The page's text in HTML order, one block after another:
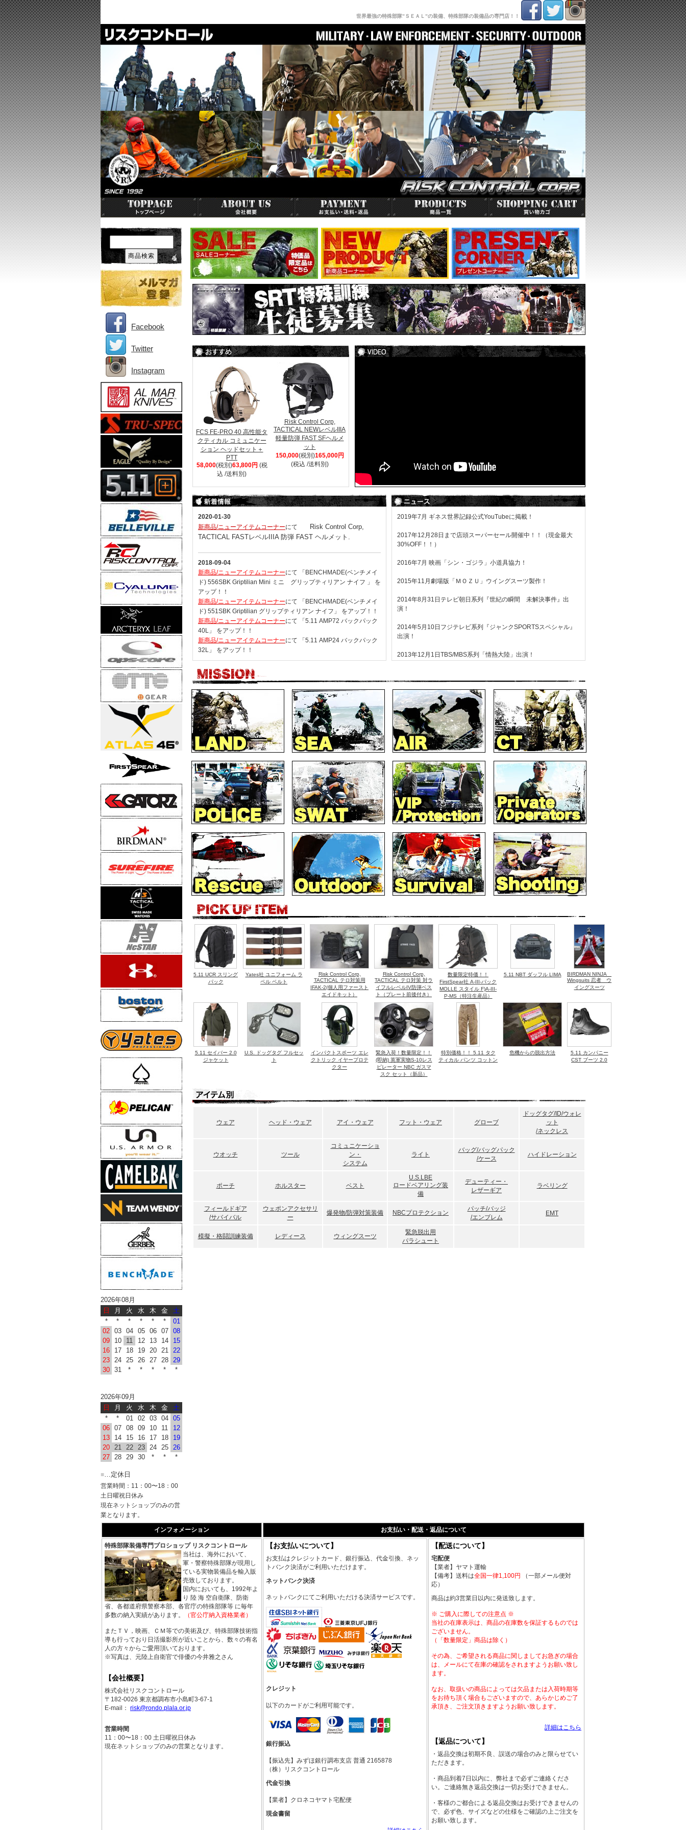
世界最強の特殊部隊”ＳＥＡＬ”の装備、特殊部隊の装備品の専門店！！
FCS FE-PRO 40 高性能タ
クティカル コミュニケー
ション ヘッドセット＋
PTT
58,000(税別)63,800円 (税
込 /送料別)
Risk Control Corp,
TACTICAL NEWレベルIIIA
軽量防弾 FAST SFヘルメ
ット
150,000(税別)165,000円
(税込 /送料別)
2020-01-30
新商品/ニューアイテムコーナーにて Risk Control Corp,
TACTICAL FASTレベルIIIA 防弾 FAST ヘルメット.
2018-09-04
新商品/ニューアイテムコーナーにて 「BENCHMADE(ベンチメイ
ド) 556SBK Griptilian Mini ミニ グリップティリアン ナイフ 」 を
アップ！！
新商品/ニューアイテムコーナーにて 「BENCHMADE(ベンチメイ
ド) 551SBK Griptilian グリップティリアン ナイフ」 をアップ！！
新商品/ニューアイテムコーナーにて 「5.11 AMP72 バックパック
40L」 をアップ！！
新商品/ニューアイテムコーナーにて 「5.11 AMP24 バックパック
32L」 をアップ！！
2016-06-03
新商品/ニューアイテムコーナー
ウェザー メインテイナー コンバットブーツ スティール・トゥ
F630ST」 をアップ！！
新商品/ニューアイテムコーナー
にて 「レディース U.S.COAST
GUARD ゴアテックス ウォータープルーフコンバットブーツ
F650」 をアップ！！
新商品/ニューアイテムコーナー
にて 「ホットウェザーハイブリッ
ドアサルトブーツス ティール・トゥ：533ST 」 をアップ！！
新商品/ニューアイテムコーナー
にて 「ONE XERO™ 320 ウルト
ラライトアサルトブーツ」 をアップ！！
新商品/ニューアイテムコーナー
にて 「ホットウェザーハイブリッ
ドアサルトブーツ：533」 をアップ！！
FLEX」 をアップ！！
新商品/ニューアイテムコーナー
にて 「5.11 FIVE-O コーバートシ
ャツ 」 をアップ！！
新商品/ニューアイテムコーナー
にて 「5.11 スリップストリーム
コーバート シャツ ショートスリーブ」 をアップ！！
新商品/ニューアイテムコーナー
にて 「U.S.ARMY レディース・シ
ンサレート・ゴアテックス コンバットブーツ ：F795」 をアッ
プ！！
2015-07-07
新商品/ニューアイテムコーナーにて 「5.11/ストライダー SMF ナ
イフ 」 をアップ！！
新商品/ニューアイテムコーナーにて 「5.11 RECON H2o ボトル」
をアップ！！
新商品/ニューアイテムコーナーにて 「5.11 EVO 6" CST ブーツ」
にて 「5.11 EVO 8" ウォータープ
ルーフ ブーツ」 をアップ！！
新商品/ニューアイテムコーナーにて 「U.S.NAVY SEAL Tシャツ」
をアップ！！
新商品/ニューアイテムコーナーにて 「米軍採用 １人用コンバッ
トテント－Ｉ」 をアップ！！
新商品/ニューアイテムコーナーにて 「USMC（米海兵隊）採用
１人用偵察用コンバットシェルター用レインフライシート」 をア
新商品/ニューアイテムコーナーにて 「USMC（米海兵隊）採用
にて 「MULTICAM TRU
XTREME パンツ 」 をアップ！！
にて 「MULTICAM TRU
新商品/ニューアイテムコーナー にて 「Risk Control Corp,
TACTICAL テロ対策用IFAK(個人用ファーストエイドキット）」 を
アップ！！
新商品/ニューアイテムコーナー
にて 「数量限定！！ U.S.ARMY
モ・ミュール」 をアップ！！
新商品/ニューアイテムコーナーにて 「5.11 RECON Rope Ready
Tシャツ」 をアップ！！
新商品/ニューアイテムコーナーにて 「5.11 RECON You Ready T
シャツ」 をアップ！！
新商品/ニューアイテムコーナー
ポロ ショートスリーブ（半袖）」 をアップ！！
新商品/ニューアイテムコーナー
にて 「5.11 ラピッド パフォーマ
ンス ポロ ショートスリーブ（半袖）」 をアップ！！
新商品/ニューアイテムコーナーにて 「5.11 トーチ フィルターレ
ンズ キット」をアップ！！
新商品/ニューアイテムコーナー にて 「5.11 50" アーバン スナイパ
ーバッグ」 をアップ！！
新商品/ニューアイテムコーナーにて 「5.11 42" アーバン スナイパ
ーバッグ」 をアップ！！
新商品/ニューアイテムコーナー
にて 「5.11 36" アーバン スナイパ
にて 「5.11 TacTec プレートキャ
リア サイドパネル」 をアップ！！
にて 「5.11 RECON トライアド
トップ ショートスリーブ(半袖)」 をアップ！！
新商品/ニューアイテムコーナー
にて 「5.11 COVRT ラージ インサ
新商品/ニューアイテムコーナーにて 「5.11 Flexio ペンライト」を
2019年7月 ギネス世界記録公式YouTubeに掲載！
2017年12月28日まで店頭スーパーセール開催中！！（現金最大
30%OFF！！）
2016年7月 映画「シン・ゴジラ」小道具協力！
2015年11月劇場版「ＭＯＺＵ」ウイングスーツ製作！
2014年8月31日テレビ朝日系列『世紀の瞬間 未解決事件』出
演！
2014年5月10日フジテレビ系列『ジャンクSPORTSスペシャル』
出演！
2013年12月1日TBS/MBS系列「情熱大陸」出演！
世界記録が掲載！！
2013年04月27日公開映画 『図書館戦争』 にて「ＳＰコミュニケ
ーションシステム タイプ１」及び「タイプ２」を使用！！
映画『ネイビー シールズ』に「GATORZサングラス」を使用！！
雑誌『2nd（セカンド）』2012年6月号に掲載！！
『ギネス世界記録2012』（英語版、日本語版）にBIRDMANウイ
ングスーツとウイングスーツ世界記録が掲載！！
総合ムック『ミルスペック・ライフ』に掲載！！
雑誌『別冊ライトニング 男の専門店』に掲載！！
ル用品｣掲載！！
雑誌『別冊カドカワ 総力特集 長渕 剛』にgatorzサングラス掲
載！！
※注意：長渕剛さん使用モデルは「クウォンタム」ではなく、
「レイディエーター」となります。
2010年11月24日(水) 08：30～TBSテレビ系列『はなまるマーケッ
ト』に出演！！
2010年11月7日(日) 11：00～再放送 10月31日(日)22：45～ＮＨ
ＫBShi『ハイビジョン特集 Free as a Bird ～大空の冒険者たちへ
～』に出演！！
Ｖ６ 岡田准一 主演 2010年10月30日公開映画『ＳＰ 野望篇 - The
Motion Picture』にて「ＳＰコミュニケーションシステム タイプ
１」を使用！！
2010年10月2日(土) 20：00～ＮＨＫ総合『ワンダー X ワンダー』
にて制作協力！！
2010年9月1日(水)～2日（木） パシフィコ横浜（Dホール）で行わ
れる『INTERSTYLE/USE september 2010』にて「gatorzサング
「BIRDMANウイングスーツ」が取り上げられました！！
2010年2月23日(火) テレビ東京（TX）系列『ギザ信じられない！
「BIRDMANウイングスーツ」が取り上げられました。！！
雑誌｢腕時計王Vol42｣に｢Ｈ３タクティカルウオッチ｣掲載！！
雑誌｢ネクストウオッチVol.０３｣に｢Ｈ３タクティカルウオッチ｣掲
載！！
雑誌｢腕時計王０９年超最新スクープ年鑑２３８｣に｢Ｈ３タクティ
カルウオッチ｣掲載！！
高山侑子 主演 映画｢空へ 救いの翼 Rescue Wings｣にて｢イ
ーグル社TACベスト他 特殊装備品｣を使用！！
映画「ＳＵＰＰＩＮぶるーす」監督、脚本、主演 今井雅之 出
演 新山千春 竹原慎二他、に特殊訓練技術指導、装備品協力、
また店長みずから大阪府警ＳＡＴ隊員として出演しております。
映画「宣戦布告」特殊装備、装備アドバイス。映画「バトル・ロ
ワイヤルII」にて装備品協力、メインキャストを始め特殊部隊訓練
技術指導！映画「スカイハイ」装備品協力。
5.11 UCR スリング
パック
Yates社 ユニフォーム ラ
ペル ベルト
Risk Control Corp,
TACTICAL テロ対策用
IFAK-2(個人用ファースト
エイドキット）
Risk Control Corp,
TACTICAL テロ対策 対ラ
イフルレベルIV防弾ベス
ト（プレート前後付き）
数量限定特価！！
FirstSpear社 A-III-パック
MOLLE スタイル F)A-III-
P-MS（特注生産品）
5.11 NBT ダッフル LIMA
BIRDMAN NINJA
Wingsuits 忍者 ウ
イングスーツ
5.11 セイバー 2.0
ジャケット
U.S. ドッグタグ フルセッ
ト
インパクトスポーツ エレ
クトリック イヤープロテ
クター
緊急入荷！数量限定！！
(即納) 英軍実物S-10レス
ピレーター NBC ガスマ
スク セット（新品）
特別価格！！ 5.11 タク
ティカル パンツ コットン
危機からの脱出方法
5.11 カンパニー
CST ブーツ 2.0
ウェア ヘッド・ウェア アイ・ウェア フット・ウェア グローブ
ドッグタグ/ID/ウォレ
ット
/ネックレス
ウオッチ ツール
コミュニケーショ
ン・
システム
ライト
バッグ/バッグパック
/ケース
ハイドレーション
ポーチ ホルスター ベスト
U.S.LBE
ロードベアリング装
備
デューティー・
レザーギア
ラベリング
フィールドギア
/サバイバル
ウェポンアクセサリ
ー
爆発物/防弾対策装備 NBCプロテクション
パッチ/バッジ
/エンブレム
EMT
模擬・格闘訓練装備 レディース ウィングスーツ
緊急脱出用
パラシュート
Facebook
Twitter
Instagram
2026年08月
日
月 火 水 木 金
土
*
* * * * *
01
02 03 04 05 06 07
08
09
10 11 12 13 14
15
16
17 18 19 20 21
22
23
24 25 26 27 28
29
30 31 * * * * *
2026年09月
日
月 火 水 木 金
土
*
* 01 02 03 04
05
06 07 08 09 10 11
12
13
14 15 16 17 18
19
20
21 22 23 24 25
26
27
28 29 30 * * *
■ …定休日
営業時間：11：00〜18：00
土日曜祝日休み
現在ネットショップのみの営
業となります。
インフォメーション お支払い・配送・返品について
特殊部隊装備専門プロショップ リスクコントロール
当社は、海外において、
軍・警察特殊部隊が現用し
ている実物装備品を輸入販
売致しております。
国内においても、1992年よ
り 陸 海 空自衛隊、防衛
省、各都道府県警察本部、各官庁の特殊部隊等 に毎年
多数の納入実績があります。
（官公庁納入資格業者）
またＴＶ，映画、ＣＭ等での美術及び、特殊部隊技術指
導も行っており日活撮影所が近いことから、数々の有名
人の方々からご愛用頂いております。
※写真は、元陸上自衛官で俳優の今井雅之さん
【会社概要】
株式会社リスクコントロール
〒182-0026 東京都調布市小島町3-67-1
E-mail： risk@rondo.plala.or.jp
営業時間
11：00〜18：00 土日曜祝日休み
現在ネットショップのみの営業となります。
【お支払いについて】
お支払はクレジットカード、銀行振込、代金引換、ネッ
トバンク決済がご利用いただけます。
ネットバンク決済
ネットバンクにてご利用いただける決済サービスです。
クレジット
以下のカードがご利用可能です。
銀行振込
【振込先】みずほ銀行調布支店 普通 2165878
（株）リスクコントロール
代金引換
【業者】クロネコヤマト宅配便
現金書留
【配送について】
宅配便
【業者】ヤマト運輸
【備考】送料は全国一律1,100円 （一部メール便対
応）
商品は約3営業日以内に発送致します。
※ ご購入に際しての注意点 ※
当社の在庫表示は、商品の在庫数を保証するものでは
ございません。
（「数量限定」商品は除く）
その為、ご希望される商品に関しましてお急ぎの場合
は、メールにて在庫の確認をされますようお願い致し
ます。
なお、取扱いの商品によっては欠品または入荷時期等
をお待ち頂く場合もございますので、あらかじめご了
承頂き、ご注文頂きますようお願い致します。
詳細はこちら
【返品について】
・返品交換は初期不良、誤送の場合のみと限らせてい
ただきます。
・商品到着7日以内に、弊社まで必ずご連絡くださ
い。ご連絡無き返品交換は一切お受けできません。
・客様のご都合による返品交換はお受けできませんの
で、必ず色、サイズなどの仕様をご確認の上ご注文を
お願い致します。